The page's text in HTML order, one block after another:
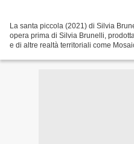
La santa piccola (2021) di Silvia
opera prima di Silvia Brunelli,
e di altre realtà territoriali come